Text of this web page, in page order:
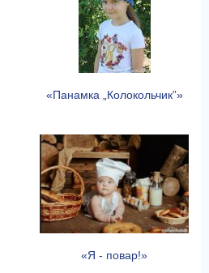
«Панамка „Колокольчик”»
«Я - повар!»